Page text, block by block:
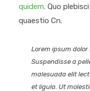
quidem. Quo
quaestio Cn.
Lorem ipsum
Suspendisse a
malesuada elit
et ligula. Ut